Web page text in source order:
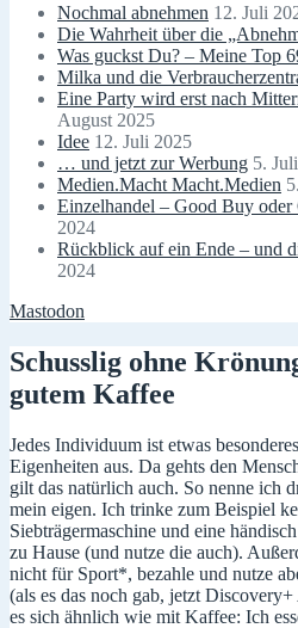
Nochmal abnehmen 12. Juli
Die Wahrheit über die
Was guckst Du? – Meine Top
Milka und die
Eine Party wird erst nach
August 2025
Idee 12. Juli 2025
… und jetzt zur Werbung 5.
Medien.Macht Macht.Medien
Einzelhandel – Good Buy oder
2024
Rückblick auf ein Ende – und
2024
Mastodon
Schusslig ohne
gutem Kaffee
Jedes Individuum ist etwas
Eigenheiten aus. Da gehts den
gilt das natürlich auch. So nenne ich
mein eigen. Ich trinke zum Beispiel
Siebträgermaschine und eine
zu Hause (und nutze die auch).
nicht für Sport*, bezahle und nutze
(als es das noch gab, jetzt
es sich ähnlich wie mit Kaffee: Ich